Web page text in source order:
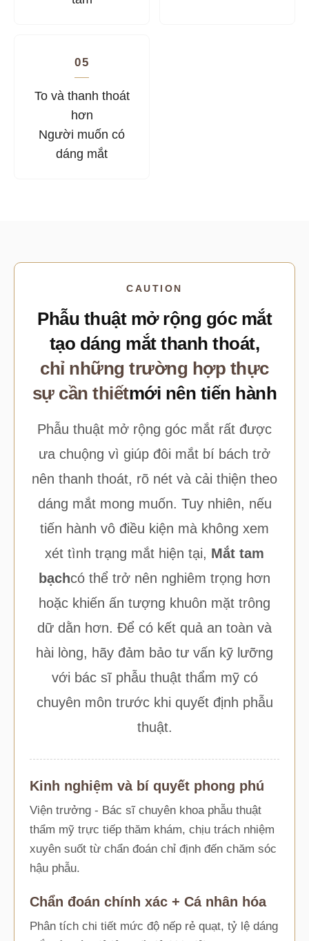
05
To và thanh thoát
hơn
Người muốn có
dáng mắt
CAUTION
Phẫu thuật mở rộng góc mắt
tạo dáng mắt thanh thoát,
chỉ những trường hợp thực
sự cần thiếtmới nên tiến hành
Phẫu thuật mở rộng góc mắt rất được
ưa chuộng vì giúp đôi mắt bí bách trở
nên thanh thoát, rõ nét và cải thiện theo
dáng mắt mong muốn. Tuy nhiên, nếu
tiến hành vô điều kiện mà không xem
xét tình trạng mắt hiện tại, Mắt tam
bạchcó thể trở nên nghiêm trọng hơn
hoặc khiến ấn tượng khuôn mặt trông
dữ dằn hơn. Để có kết quả an toàn và
hài lòng, hãy đảm bảo tư vấn kỹ lưỡng
với bác sĩ phẫu thuật thẩm mỹ có
chuyên môn trước khi quyết định phẫu
thuật.
Kinh nghiệm và bí quyết phong phú
Viện trưởng - Bác sĩ chuyên khoa phẫu thuật
thẩm mỹ trực tiếp thăm khám, chịu trách nhiệm
xuyên suốt từ chẩn đoán chỉ định đến chăm sóc
hậu phẫu.
Chẩn đoán chính xác + Cá nhân hóa
Phân tích chi tiết mức độ nếp rẻ quạt, tỷ lệ dáng